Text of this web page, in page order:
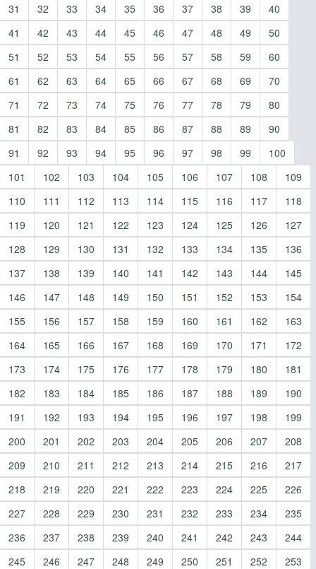
31
32 33 34 35 36 37 38 39
40
41
42 43 44 45 46 47 48 49
50
51
52 53 54 55 56 57 58 59
60
61
62 63 64 65 66 67 68 69
70
71
72 73 74 75 76 77 78 79
80
81
82 83 84 85 86 87 88 89
90
91
92 93 94 95 96 97 98 99
100
101
102 103 104 105 106 107 108
109
110
111 112 113 114 115 116 117
118
119
120 121 122 123 124 125 126
127
128
129 130 131 132 133 134 135
136
137
138 139 140 141 142 143 144
145
146
147 148 149 150 151 152 153
154
155
156 157 158 159 160 161 162
163
164
165 166 167 168 169 170 171
172
173
174 175 176 177 178 179 180
181
182
183 184 185 186 187 188 189
190
191
192 193 194 195 196 197 198
199
200
201 202 203 204 205 206 207
208
209
210 211 212 213 214 215 216
217
218
219 220 221 222 223 224 225
226
227
228 229 230 231 232 233 234
235
236
237 238 239 240 241 242 243
244
245
246 247 248 249 250 251 252
253